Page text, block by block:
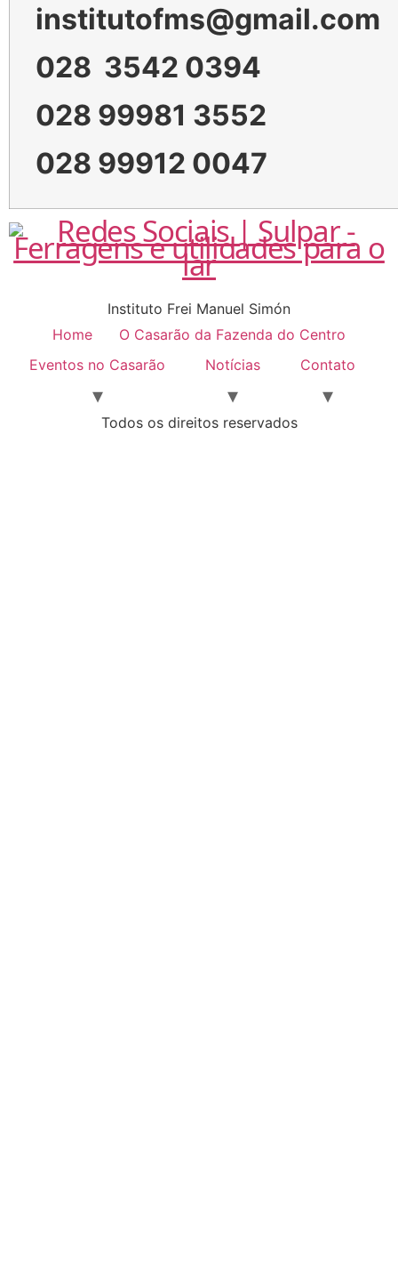
institutofms@gmail.com
028 3542 0394
028 99981 3552
028 99912 0047
Instituto Frei Manuel Simón
Home
O Casarão da Fazenda do Centro
Eventos no Casarão
Notícias Contato
Todos os direitos reservados